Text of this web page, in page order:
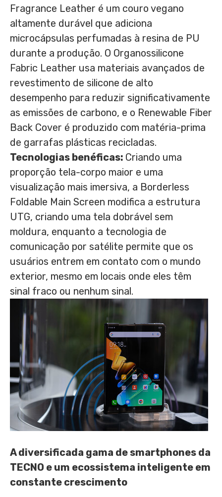
Fragrance Leather é um couro vegano
altamente durável que adiciona
microcápsulas perfumadas à resina de PU
durante a produção. O Organossilicone
Fabric Leather usa materiais avançados de
revestimento de silicone de alto
desempenho para reduzir significativamente
as emissões de carbono, e o Renewable Fiber
Back Cover é produzido com matéria-prima
de garrafas plásticas recicladas.
Tecnologias benéficas: Criando uma
proporção tela-corpo maior e uma
visualização mais imersiva, a Borderless
Foldable Main Screen modifica a estrutura
UTG, criando uma tela dobrável sem
moldura, enquanto a tecnologia de
comunicação por satélite permite que os
usuários entrem em contato com o mundo
exterior, mesmo em locais onde eles têm
sinal fraco ou nenhum sinal.
A diversificada gama de smartphones da
TECNO e um ecossistema inteligente em
constante crescimento